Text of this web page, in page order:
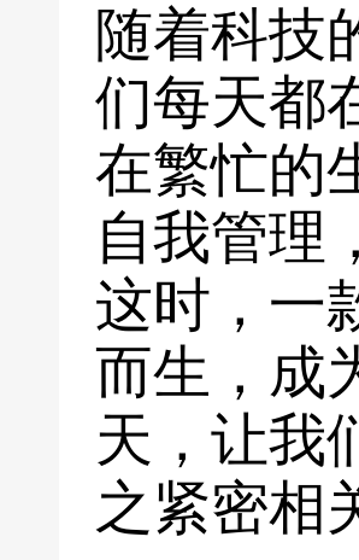
随着科技
们每天都
在繁忙的
自我管理
这时，一
而生，成
天，让我
之紧密相